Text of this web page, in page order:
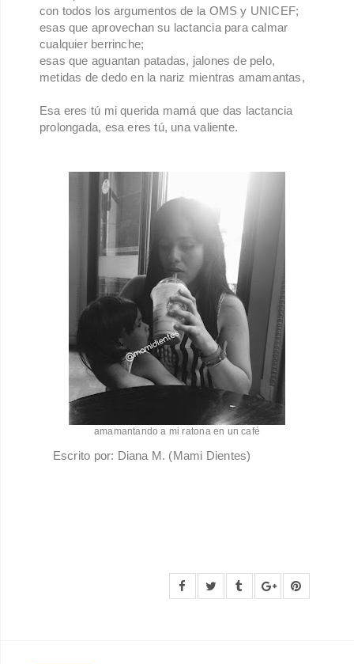
con todos los argumentos de la OMS y UNICEF;
esas que aprovechan su lactancia para calmar
cualquier berrinche;
esas que aguantan patadas, jalones de pelo,
metidas de dedo en la nariz mientras amamantas,
Esa eres tú mi querida mamá que das lactancia
prolongada, esa eres tú, una valiente.
amamantando a mi ratona en un café
Escrito por: Diana M. (Mami Dientes)